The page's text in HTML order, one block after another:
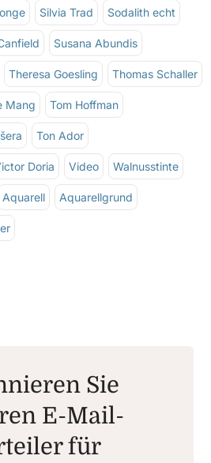
Silvia Trad Sodalith echt
Susana Abundis
Theresa Goesling Thomas Schaller
Mang Tom Hoffman
Ton Ador
Doria Video Walnusstinte
Aquarell Aquarellgrund
Sie
E-Mail-
für